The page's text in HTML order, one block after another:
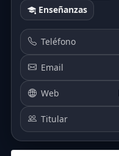
Enseñanzas
Teléfono
Email
Web
Titular